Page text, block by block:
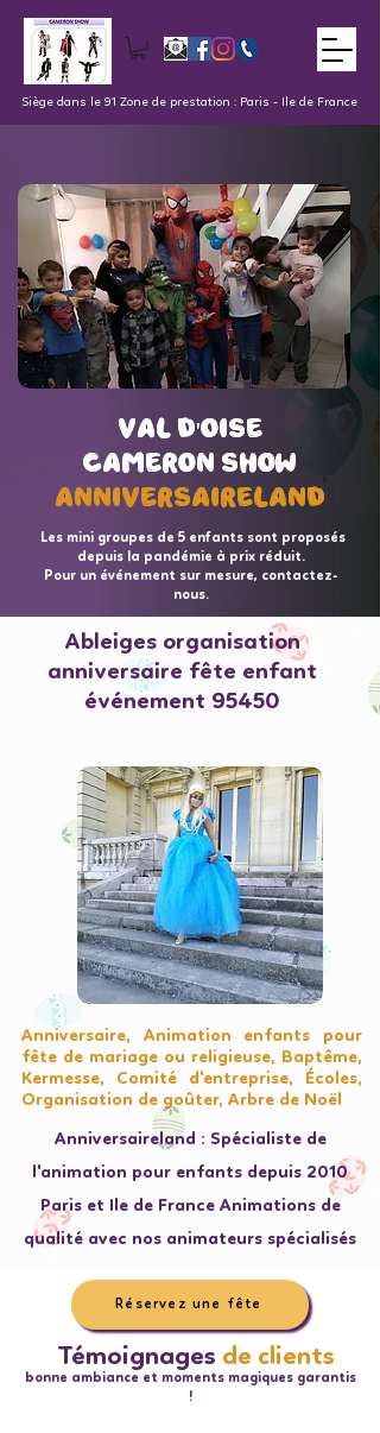
Siège dans le 91 Zone de prestation : Paris - Ile de France
val d'oise
Cameron Show
AnniversaireLand
val d'oise
Cameron Show
AnniversaireLand
Les mini groupes de 5 enfants sont proposés
depuis la pandémie à prix réduit.
Pour un événement sur mesure, contactez-
nous.
Ableiges organisation
anniversaire fête enfant
événement 95450
Anniversaire, Animation enfants pour
fête de mariage ou religieuse, Baptême,
Kermesse, Comité d'entreprise, Écoles,
Organisation de goûter, Arbre de Noël
Anniversaireland : Spécialiste de
l'animation pour enfants depuis 2010
Paris et Ile de France Animations de
qualité avec nos animateurs spécialisés
Réservez une fête
bonne ambiance et moments magiques garantis
!
Témoignages de clients